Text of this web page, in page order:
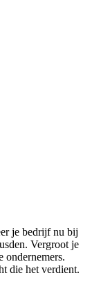
je bedrijf nu bij
Vergroot je
ondernemers.
die het verdient.